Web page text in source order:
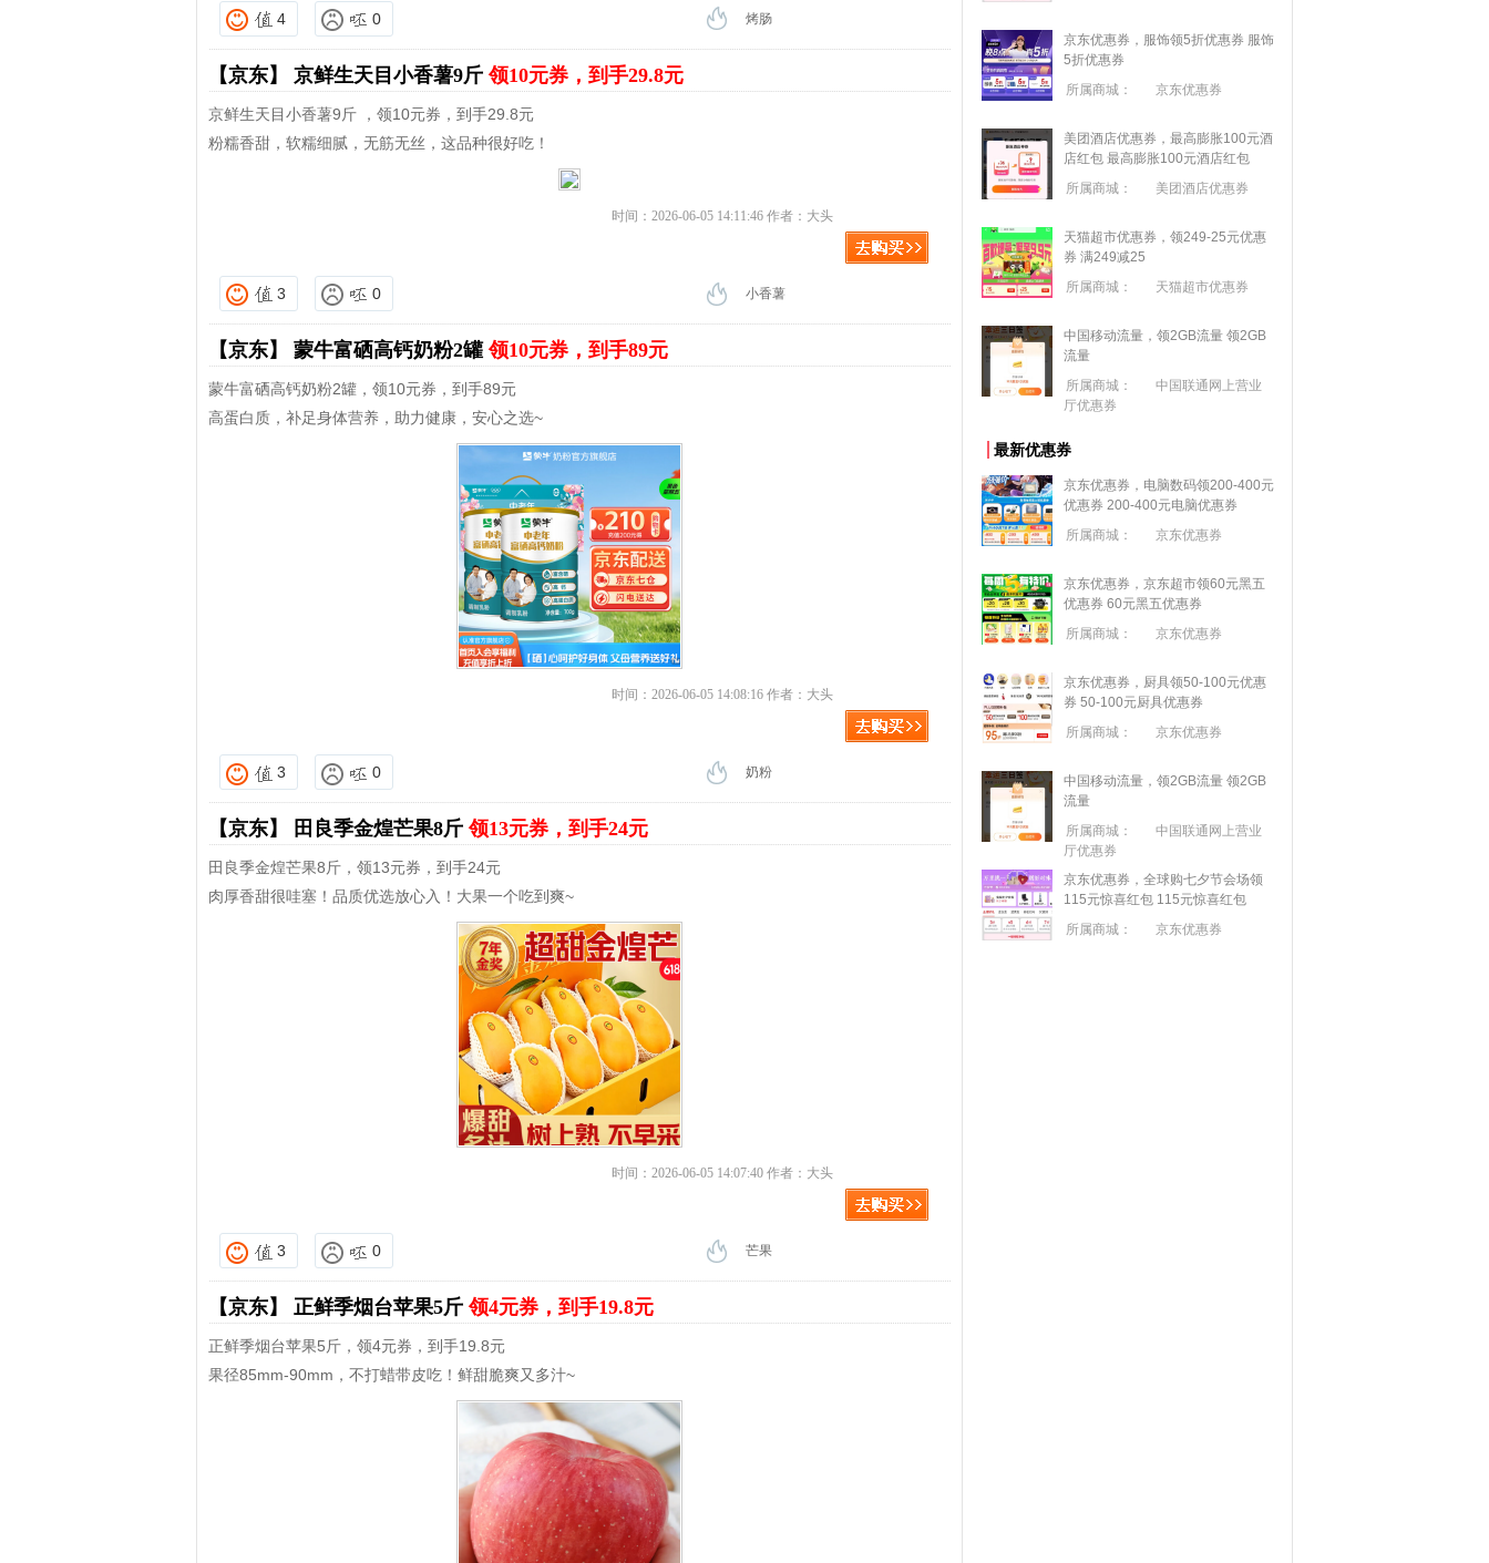
4 0 烤肠
【京东】 京鲜生天目小香薯9斤领10元券，到手29.8元
京鲜生天目小香薯9斤 ，领10元券，到手29.8元
粉糯香甜，软糯细腻，无筋无丝，这品种很好吃！
时间：2026-06-05 14:11:46 作者：大头
3 0 小香薯
【京东】 蒙牛富硒高钙奶粉2罐领10元券，到手89元
蒙牛富硒高钙奶粉2罐，领10元券，到手89元
高蛋白质，补足身体营养，助力健康，安心之选~
时间：2026-06-05 14:08:16 作者：大头
3 0 奶粉
【京东】 田良季金煌芒果8斤领13元券，到手24元
田良季金煌芒果8斤，领13元券，到手24元
肉厚香甜很哇塞！品质优选放心入！大果一个吃到爽~
时间：2026-06-05 14:07:40 作者：大头
3 0 芒果
【京东】 正鲜季烟台苹果5斤领4元券，到手19.8元
正鲜季烟台苹果5斤，领4元券，到手19.8元
果径85mm-90mm，不打蜡带皮吃！鲜甜脆爽又多汁~
京东优惠券，服饰领5折优惠券 服饰
5折优惠券
所属商城：
京东优惠券
美团酒店优惠券，最高膨胀100元酒
店红包 最高膨胀100元酒店红包
所属商城：
美团酒店优惠券
天猫超市优惠券，领249-25元优惠
券 满249减25
所属商城：
天猫超市优惠券
中国移动流量，领2GB流量 领2GB
流量
所属商城：
中国联通网上营业
厅优惠券
最新优惠券
京东优惠券，电脑数码领200-400元
优惠券 200-400元电脑优惠券
所属商城：
京东优惠券
京东优惠券，京东超市领60元黑五
优惠券 60元黑五优惠券
所属商城：
京东优惠券
京东优惠券，厨具领50-100元优惠
券 50-100元厨具优惠券
所属商城：
京东优惠券
中国移动流量，领2GB流量 领2GB
流量
所属商城：
中国联通网上营业
厅优惠券
京东优惠券，全球购七夕节会场领
115元惊喜红包 115元惊喜红包
所属商城：
京东优惠券